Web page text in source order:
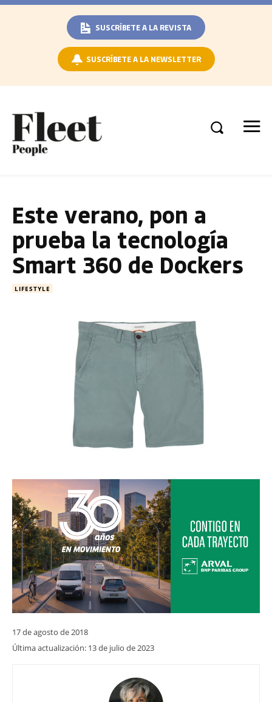
SUSCRÍBETE A LA REVISTA
SUSCRÍBETE A LA NEWSLETTER
Este verano, pon a
prueba la tecnología
Smart 360 de Dockers
LIFESTYLE
17 de agosto de 2018
Última actualización: 13 de julio de 2023